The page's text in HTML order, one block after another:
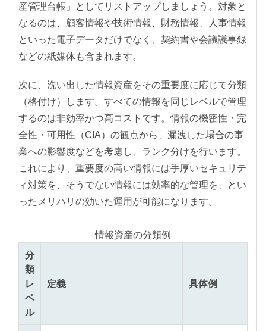
産管理台帳」としてリストアップしましょう。対象と
なるのは、顧客情報や技術情報、財務情報、人事情報
といった電子データだけでなく、契約書や会議議事録
などの紙媒体も含まれます。
次に、洗い出した情報資産をその重要度に応じて分類
（格付け）します。すべての情報を同じレベルで管理
するのは非効率かつ高コストです。情報の機密性・完
全性・可用性（CIA）の観点から、漏洩した場合の事
業への影響度などを考慮し、ランク分けを行います。
これにより、重要度の高い情報には手厚いセキュリテ
ィ対策を、そうでない情報には効率的な管理を、とい
ったメリハリの効いた運用が可能になります。
情報資産の分類例
分
類
レ
ベ
ル
定義 具体例